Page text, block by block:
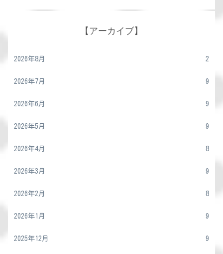
【アーカイブ】
2026年8月 2
2026年7月 9
2026年6月 9
2026年5月 9
2026年4月 8
2026年3月 9
2026年2月 8
2026年1月 9
2025年12月 9